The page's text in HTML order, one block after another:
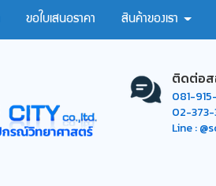
ขอใบเสนอราคา สินค้าของเรา
ติดต่อส
081-
02-
Line :